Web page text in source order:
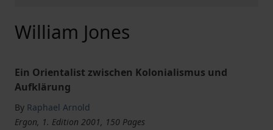
William Jones
Ein Orientalist zwischen Kolonialismus und
Aufklärung
By Raphael Arnold
Ergon, 1. Edition 2001, 150 Pages